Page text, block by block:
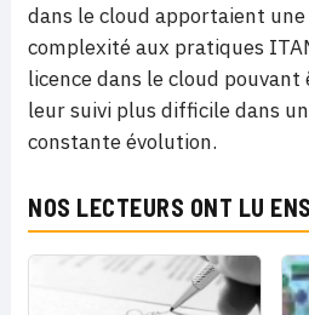
dans le cloud apportaient
complexité aux pratiques
licence dans le cloud
leur suivi plus difficile dans
constante évolution.
NOS LECTEURS ONT LU